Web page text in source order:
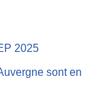
2025
sont en